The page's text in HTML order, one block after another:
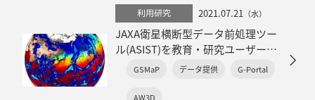
利用研究 2021.07.21 （水）
JAXA衛星横断型データ前処理ツー
ル(ASIST)を教育・研究ユーザー向
けに公開開始
GSMaP データ提供 G-Portal
AW3D